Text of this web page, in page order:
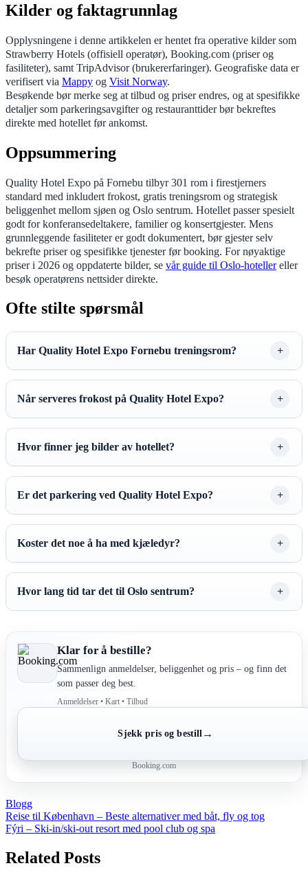
Kilder og faktagrunnlag
Opplysningene i denne artikkelen er hentet fra operative kilder som
Strawberry Hotels (offisiell operatør), Booking.com (priser og
fasiliteter), samt TripAdvisor (brukererfaringer). Geografiske data er
verifisert via Mappy og Visit Norway.
Besøkende bør merke seg at tilbud og priser endres, og at spesifikke
detaljer som parkeringsavgifter og restauranttider bør bekreftes
direkte med hotellet før ankomst.
Oppsummering
Quality Hotel Expo på Fornebu tilbyr 301 rom i firestjerners
standard med inkludert frokost, gratis treningsrom og strategisk
beliggenhet mellom sjøen og Oslo sentrum. Hotellet passer spesielt
godt for konferansedeltakere, familier og konsertgjester. Mens
grunnleggende fasiliteter er godt dokumentert, bør gjester selv
bekrefte priser og spesifikke tjenester før booking. For nøyaktige
priser i 2026 og oppdaterte bilder, se vår guide til Oslo-hotellereller
besøk operatørens nettsider direkte.
Ofte stilte spørsmål
Har Quality Hotel Expo Fornebu treningsrom?
Når serveres frokost på Quality Hotel Expo?
Hvor finner jeg bilder av hotellet?
Er det parkering ved Quality Hotel Expo?
Koster det noe å ha med kjæledyr?
Hvor lang tid tar det til Oslo sentrum?
Klar for å bestille?
Sammenlign anmeldelser, beliggenhet og pris – og finn det
som passer deg best.
Anmeldelser • Kart • Tilbud
Sjekk pris og bestill →
Booking.com
Blogg
Post
navigation
Reise til København – Beste alternativer med båt, fly og tog
Fýri – Ski-in/ski-out resort med pool club og spa
Related Posts